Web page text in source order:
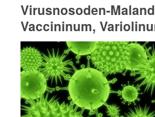
Virusnosoden-
Vaccininum,